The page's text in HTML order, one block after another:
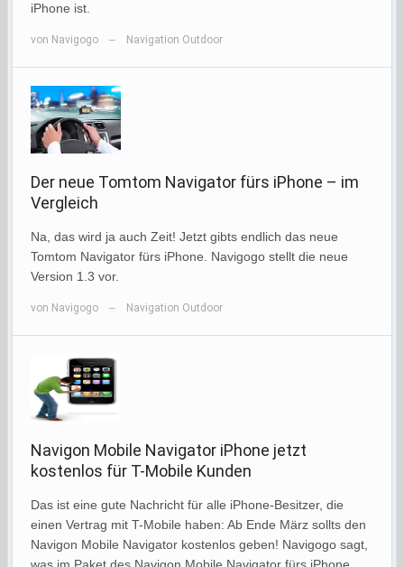
iPhone ist.
von Navigogo — Navigation Outdoor
Der neue Tomtom Navigator fürs iPhone – im
Vergleich
Na, das wird ja auch Zeit! Jetzt gibts endlich das neue
Tomtom Navigator fürs iPhone. Navigogo stellt die neue
Version 1.3 vor.
von Navigogo — Navigation Outdoor
Navigon Mobile Navigator iPhone jetzt
kostenlos für T-Mobile Kunden
Das ist eine gute Nachricht für alle iPhone-Besitzer, die
einen Vertrag mit T-Mobile haben: Ab Ende März sollts den
Navigon Mobile Navigator kostenlos geben! Navigogo sagt,